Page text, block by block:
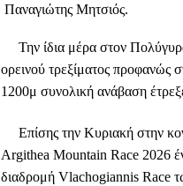
Παναγιώτης Μητσιός.
Την ίδια μέρα στον
ορεινού τρεξίματος προφανώς
1200μ συνολική ανάβαση
Επίσης την Κυριακή στην
Argithea Mountain Race 2026
διαδρομή Vlachogiannis Race